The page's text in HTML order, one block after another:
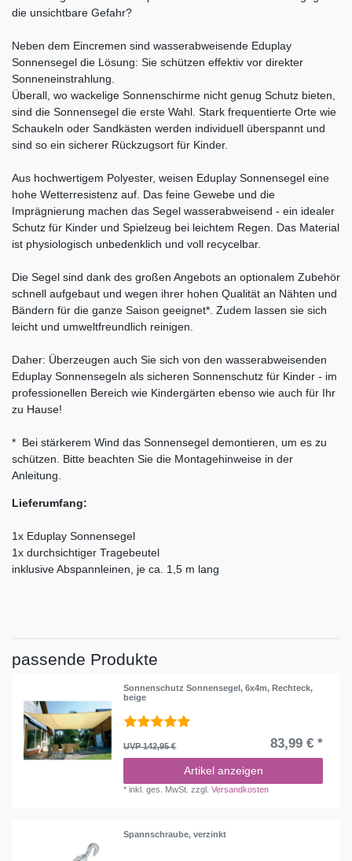
die unsichtbare Gefahr?
Neben dem Eincremen sind wasserabweisende Eduplay
Sonnensegel die Lösung: Sie schützen effektiv vor direkter
Sonneneinstrahlung.
Überall, wo wackelige Sonnenschirme nicht genug Schutz bieten,
sind die Sonnensegel die erste Wahl. Stark frequentierte Orte wie
Schaukeln oder Sandkästen werden individuell überspannt und
sind so ein sicherer Rückzugsort für Kinder.
Aus hochwertigem Polyester, weisen Eduplay Sonnensegel eine
hohe Wetterresistenz auf. Das feine Gewebe und die
Imprägnierung machen das Segel wasserabweisend - ein idealer
Schutz für Kinder und Spielzeug bei leichtem Regen. Das Material
ist physiologisch unbedenklich und voll recycelbar.
Die Segel sind dank des großen Angebots an optionalem Zubehör
schnell aufgebaut und wegen ihrer hohen Qualität an Nähten und
Bändern für die ganze Saison geeignet*. Zudem lassen sie sich
leicht und umweltfreundlich reinigen.
Daher: Überzeugen auch Sie sich von den wasserabweisenden
Eduplay Sonnensegeln als sicheren Sonnenschutz für Kinder - im
professionellen Bereich wie Kindergärten ebenso wie auch für Ihr
zu Hause!
* Bei stärkerem Wind das Sonnensegel demontieren, um es zu
schützen. Bitte beachten Sie die Montagehinweise in der
Anleitung.
Lieferumfang:
1x Eduplay Sonnensegel
1x durchsichtiger Tragebeutel
inklusive Abspannleinen, je ca. 1,5 m lang
passende Produkte
Sonnenschutz Sonnensegel, 6x4m, Rechteck,
beige
UVP 142,95 € 83,99 € *
Artikel anzeigen
*inkl. ges. MwSt. zzgl.Versandkosten
Spannschraube, verzinkt